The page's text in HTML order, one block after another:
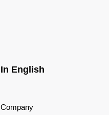
In English
Company